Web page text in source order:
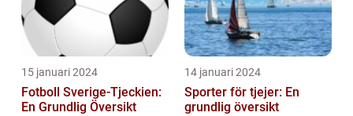
15 januari 2024
Fotboll Sverige-Tjeckien:
En Grundlig Översikt
14 januari 2024
Sporter för tjejer: En
grundlig översikt